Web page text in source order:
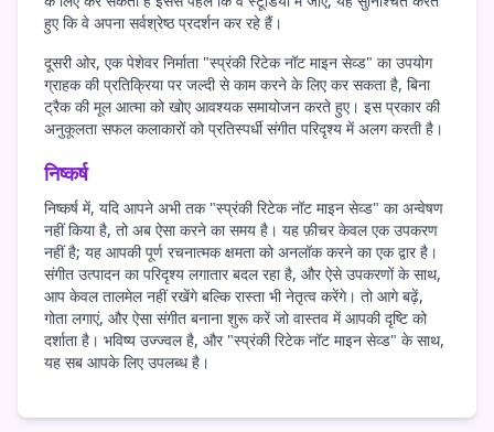
हुए कि वे अपना सर्वश्रेष्ठ प्रदर्शन कर रहे हैं।
दूसरी ओर, एक पेशेवर निर्माता "स्प्रंकी रिटेक नॉट माइन सेव्ड" का उपयोग
ग्राहक की प्रतिक्रिया पर जल्दी से काम करने के लिए कर सकता है, बिना
ट्रैक की मूल आत्मा को खोए आवश्यक समायोजन करते हुए। इस प्रकार की
अनुकूलता सफल कलाकारों को प्रतिस्पर्धी संगीत परिदृश्य में अलग करती है।
निष्कर्ष
निष्कर्ष में, यदि आपने अभी तक "स्प्रंकी रिटेक नॉट माइन सेव्ड" का अन्वेषण
नहीं किया है, तो अब ऐसा करने का समय है। यह फ़ीचर केवल एक उपकरण
नहीं है; यह आपकी पूर्ण रचनात्मक क्षमता को अनलॉक करने का एक द्वार है।
संगीत उत्पादन का परिदृश्य लगातार बदल रहा है, और ऐसे उपकरणों के साथ,
आप केवल तालमेल नहीं रखेंगे बल्कि रास्ता भी नेतृत्व करेंगे। तो आगे बढ़ें,
गोता लगाएं, और ऐसा संगीत बनाना शुरू करें जो वास्तव में आपकी दृष्टि को
दर्शाता है। भविष्य उज्ज्वल है, और "स्प्रंकी रिटेक नॉट माइन सेव्ड" के साथ,
यह सब आपके लिए उपलब्ध है।